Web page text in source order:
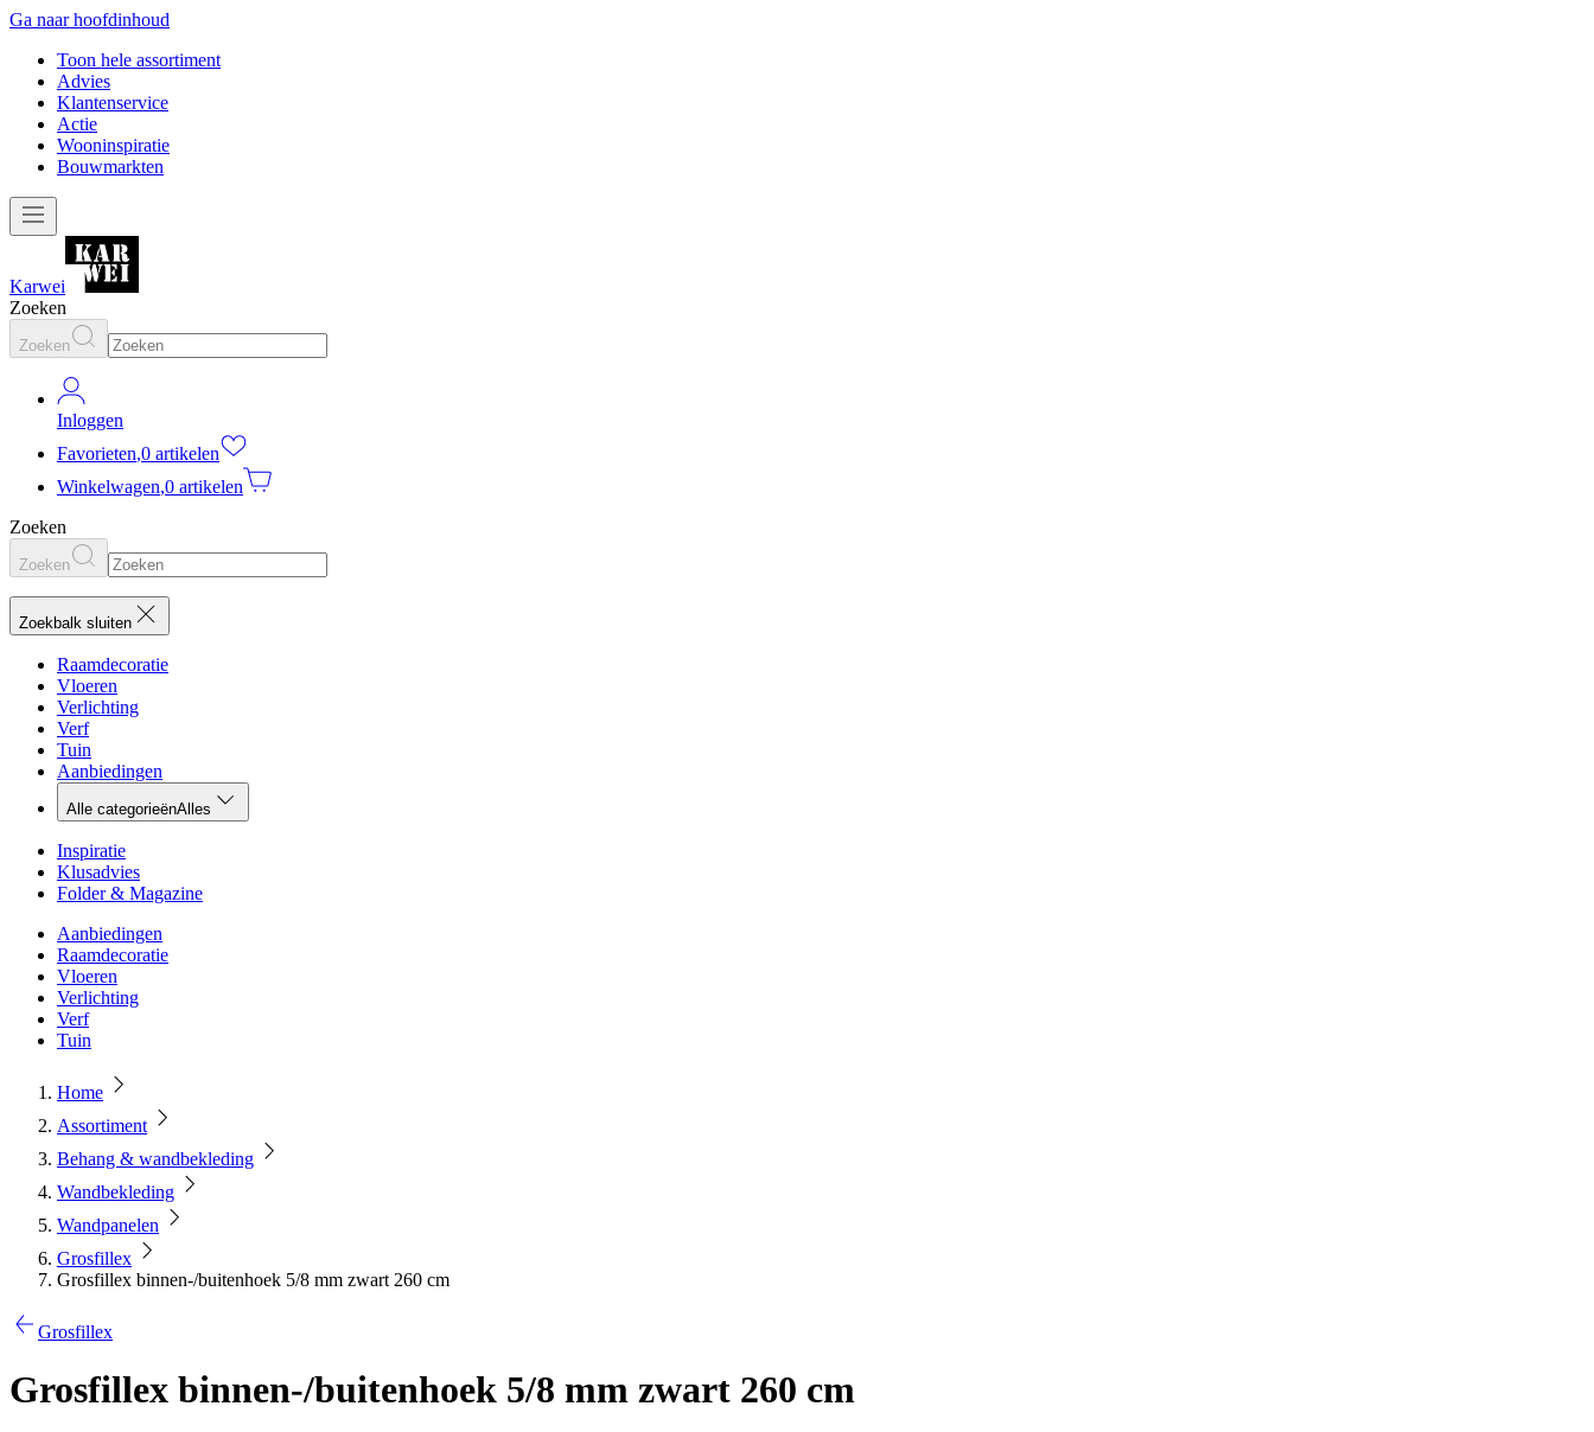
Ga naar hoofdinhoud
Toon hele assortiment
Advies
Klantenservice
Actie
Wooninspiratie
Bouwmarkten
Karwei
Zoeken
Zoeken
Inloggen
Favorieten,0 artikelen
Winkelwagen,0 artikelen
Zoeken
Zoeken
Zoekbalk sluiten
Raamdecoratie
Vloeren
Verlichting
Verf
Tuin
Aanbiedingen
Alle categorieënAlles
Inspiratie
Klusadvies
Folder & Magazine
Aanbiedingen
Raamdecoratie
Vloeren
Verlichting
Verf
Tuin
Home
Assortiment
Behang & wandbekleding
Wandbekleding
Wandpanelen
Grosfillex
Grosfillex binnen-/buitenhoek 5/8 mm zwart 260 cm
Grosfillex
Grosfillex binnen-/buitenhoek 5/8 mm zwart 260 cm